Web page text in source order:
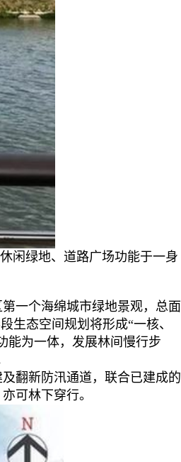
闲绿地、道路广场功能于一身
一个海绵城市绿地景观，总面
生态空间规划将形成“一核、
能为一体，发展林间慢行步
翻新防汛通道，联合已建成的
可林下穿行。